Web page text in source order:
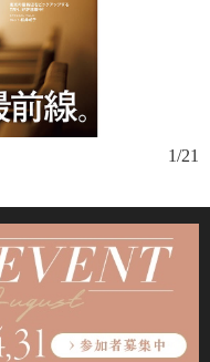
店
1/21